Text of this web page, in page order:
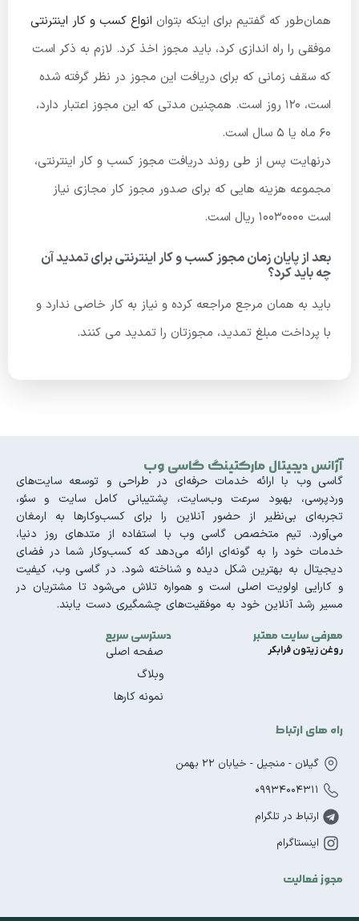
همان‌طور که گفتیم برای اینکه بتوان انواع کسب و کار اینترنتی
موفقی را راه اندازی کرد، باید مجوز اخذ کرد. لازم به ذکر است
که سقف زمانی که برای دریافت این مجوز در نظر گرفته شده
است، 120 روز است. همچنین مدتی که این مجوز اعتبار دارد،
60 ماه یا 5 سال است.
درنهایت پس از طی روند دریافت مجوز کسب و کار اینترنتی،
مجموعه هزینه­ هایی که برای صدور مجوز کار مجازی نیاز
است 10030000 ریال است.
بعد از پایان زمان مجوز کسب و کار اینترنتی برای تمدید آن
چه باید کرد؟
باید به همان مرجع مراجعه کرده و نیاز به کار خاصی ندارد و
با پرداخت مبلغ تمدید، مجوزتان را تمدید می کنند.
آژانس دیجیتال مارکتینگ گاسی وب
گاسی وب با ارائه خدمات حرفه‌ای در طراحی و توسعه سایت‌های
وردپرسی، بهبود سرعت وب‌سایت، پشتیبانی کامل سایت و سئو،
تجربه‌ای بی‌نظیر از حضور آنلاین را برای کسب‌وکارها به ارمغان
می‌آورد. تیم متخصص گاسی وب با استفاده از متدهای روز دنیا،
خدمات خود را به گونه‌ای ارائه می‌دهد که کسب‌وکار شما در فضای
دیجیتال به بهترین شکل دیده و شناخته شود. در گاسی وب، کیفیت
و کارایی اولویت اصلی است و همواره تلاش می‌شود تا مشتریان در
مسیر رشد آنلاین خود به موفقیت‌های چشمگیری دست یابند.
معرفی سایت معتبر
روغن زیتون فرابکر
دسترسی سریع
صفحه اصلی
وبلاگ
نمونه کارها
راه های ارتباط
گیلان - منجیل - خیابان 22 بهمن
09934004311
ارتباط در تلگرام
اینستاگرام
مجوز فعالیت